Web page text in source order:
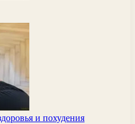
и похудения